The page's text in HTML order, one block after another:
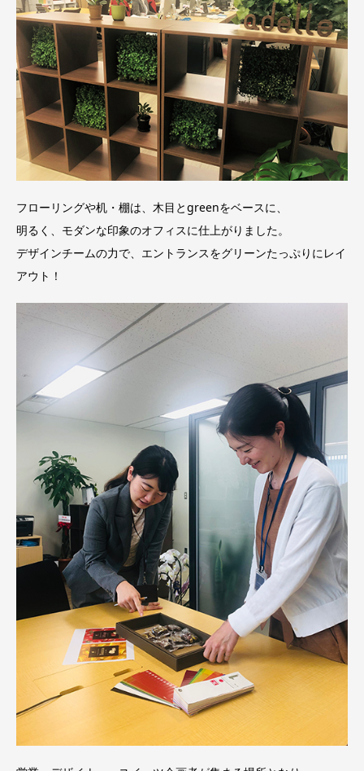
フローリングや机・棚は、木目とgreenをベースに、
明るく、モダンな印象のオフィスに仕上がりました。
デザインチームの力で、エントランスをグリーンたっぷりにレイ
アウト！